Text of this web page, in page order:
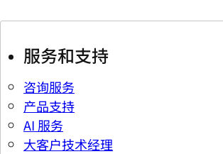
服务和支持
咨询服务
产品支持
AI 服务
大客户技术经理